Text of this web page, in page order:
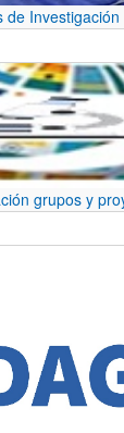
de Investigación
grupos y